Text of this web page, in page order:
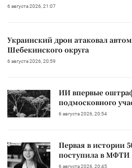
6 августа 2026, 21:07
Украинский дрон атаковал
Шебекинского округа
6 августа 2026, 20:59
ИИ впервые
подмосковного
6 августа 2026, 20:54
Первая в истории
поступила в МФТИ
6 августа 2026, 20:45